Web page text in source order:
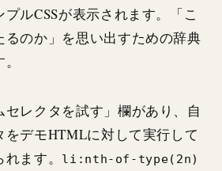
ルCSSが表示されます。「こ
のか」を思い出すための辞典
レクタを試す」欄があり、自
デモHTMLに対して実行して
ます。
li:nth-of-type(2n)